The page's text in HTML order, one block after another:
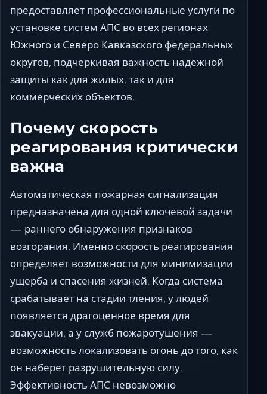
предоставляет профессиональные услуги по
установке систем АПС во всех регионах
Южного и Северо Кавказского федеральных
округов, подчеркивая важность надежной
защиты как для жилых, так и для
коммерческих объектов.
Почему скорость
реагирования критически
важна
Автоматическая пожарная сигнализация
предназначена для одной ключевой задачи
— раннего обнаружения признаков
возгорания. Именно скорость реагирования
определяет возможности для минимизации
ущерба и спасения жизней. Когда система
срабатывает на стадии тления, у людей
появляется драгоценное время для
эвакуации, а у служб пожаротушения —
возможность локализовать огонь до того, как
он наберет разрушительную силу.
Эффективность АПС невозможно